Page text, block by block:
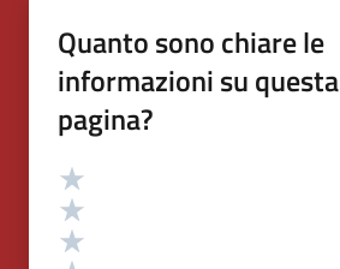
Quanto sono chiare le
informazioni su questa
pagina?
Valutazione